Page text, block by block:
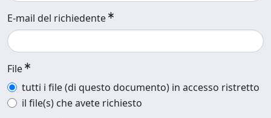
E-mail del richiedente
File
tutti i file (di questo documento) in accesso ristretto
il file(s) che avete richiesto